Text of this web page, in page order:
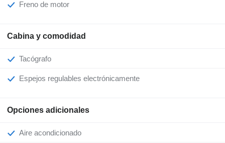
Freno de motor
Cabina y comodidad
Tacógrafo
Espejos regulables electrónicamente
Opciones adicionales
Aire acondicionado